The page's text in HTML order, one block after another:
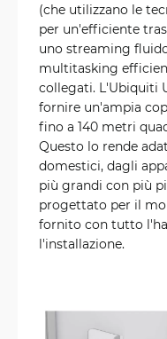
(che utilizzano le
per un'efficiente
uno streaming
multitasking
collegati. L'Ubiquiti
fornire un'ampia
fino a 140 metri
Questo lo rende
domestici, dagli
più grandi con più
progettato per il
fornito con tutto
l'installazione.